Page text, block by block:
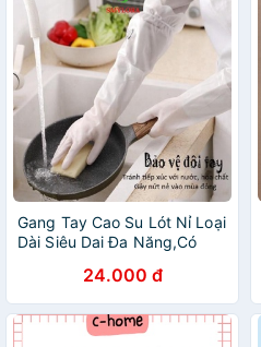
Gang Tay Cao Su Lót Nỉ Loại
Dài Siêu Dai Đa Năng,Có
Dụng Tạo Cảm Giác Thoải
Mái
24.000 đ